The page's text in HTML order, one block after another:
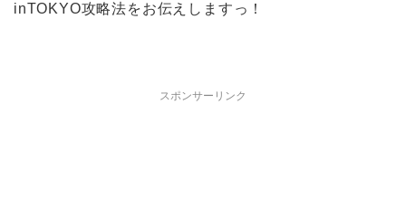
inTOKYO攻略法をお伝えしますっ！
スポンサーリンク